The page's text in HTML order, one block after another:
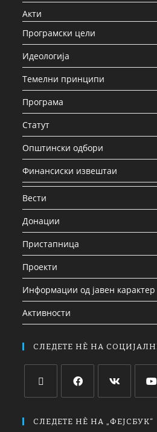
Акти
Програмски цели
Идеологија
Темелни принципи
Програма
Статут
Општински одбори
Финансиски извештаи
Вести
Донации
Пристапница
Проекти
Информации од јавен карактер
Активности
СЛЕДЕТЕ НЀ НА
СЛЕДЕТЕ НЀ НА „ФЕЈСБУК“